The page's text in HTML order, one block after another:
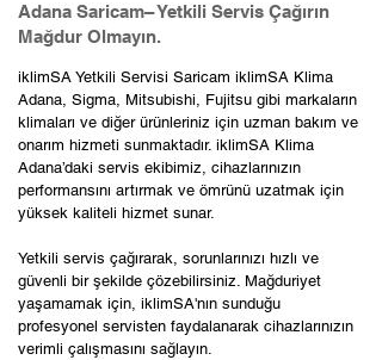
Adana Saricam– Yetkili Servis Çağırın
Mağdur Olmayın.
iklimSA Yetkili Servisi Saricam iklimSA Klima
Adana, Sigma, Mitsubishi, Fujitsu gibi markaların
klimaları ve diğer ürünleriniz için uzman bakım ve
onarım hizmeti sunmaktadır. iklimSA Klima
Adana’daki servis ekibimiz, cihazlarınızın
performansını artırmak ve ömrünü uzatmak için
yüksek kaliteli hizmet sunar.
Yetkili servis çağırarak, sorunlarınızı hızlı ve
güvenli bir şekilde çözebilirsiniz. Mağduriyet
yaşamamak için, iklimSA'nın sunduğu
profesyonel servisten faydalanarak cihazlarınızın
verimli çalışmasını sağlayın.